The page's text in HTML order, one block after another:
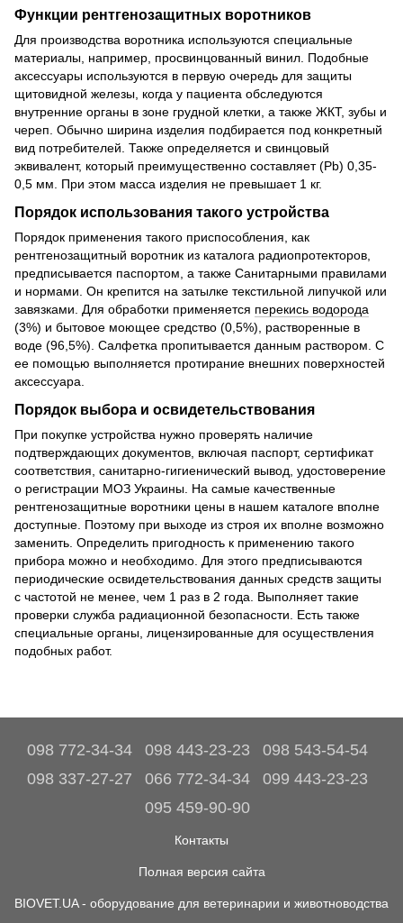
Функции рентгенозащитных воротников
Для производства воротника используются специальные
материалы, например, просвинцованный винил. Подобные
аксессуары используются в первую очередь для защиты
щитовидной железы, когда у пациента обследуются
внутренние органы в зоне грудной клетки, а также ЖКТ, зубы и
череп. Обычно ширина изделия подбирается под конкретный
вид потребителей. Также определяется и свинцовый
эквивалент, который преимущественно составляет (Pb) 0,35-
0,5 мм. При этом масса изделия не превышает 1 кг.
Порядок использования такого устройства
Порядок применения такого приспособления, как
рентгенозащитный воротник из каталога радиопротекторов,
предписывается паспортом, а также Санитарными правилами
и нормами. Он крепится на затылке текстильной липучкой или
завязками. Для обработки применяется перекись водорода
(3%) и бытовое моющее средство (0,5%), растворенные в
воде (96,5%). Салфетка пропитывается данным раствором. С
ее помощью выполняется протирание внешних поверхностей
аксессуара.
Порядок выбора и освидетельствования
При покупке устройства нужно проверять наличие
подтверждающих документов, включая паспорт, сертификат
соответствия, санитарно-гигиенический вывод, удостоверение
о регистрации МОЗ Украины. На самые качественные
рентгенозащитные воротники цены в нашем каталоге вполне
доступные. Поэтому при выходе из строя их вполне возможно
заменить. Определить пригодность к применению такого
прибора можно и необходимо. Для этого предписываются
периодические освидетельствования данных средств защиты
с частотой не менее, чем 1 раз в 2 года. Выполняет такие
проверки служба радиационной безопасности. Есть также
специальные органы, лицензированные для осуществления
подобных работ.
098 772-34-34 098 443-23-23
098 543-54-54
098 337-27-27
066 772-34-34
099 443-23-23
095 459-90-90
Контакты
Полная версия сайта
BIOVET.UA - оборудование для ветеринарии и животноводства